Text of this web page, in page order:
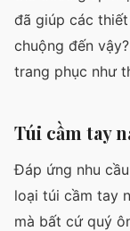
đã giúp các
chuộng đến
trang phục như
Túi cầm tay
Đáp ứng nhu
loại túi cầm tay
mà bất cứ quý